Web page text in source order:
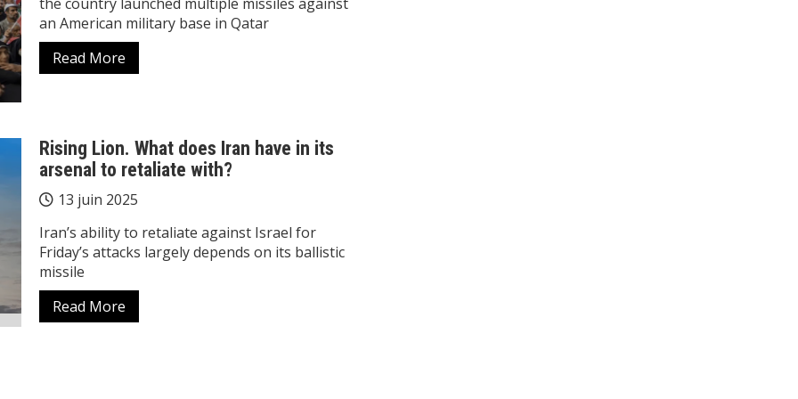
an American military base in Qatar
Read More
Rising Lion. What does Iran have in its
arsenal to retaliate with?
13 juin 2025
Iran’s ability to retaliate against Israel for
Friday’s attacks largely depends on its ballistic
missile
Read More